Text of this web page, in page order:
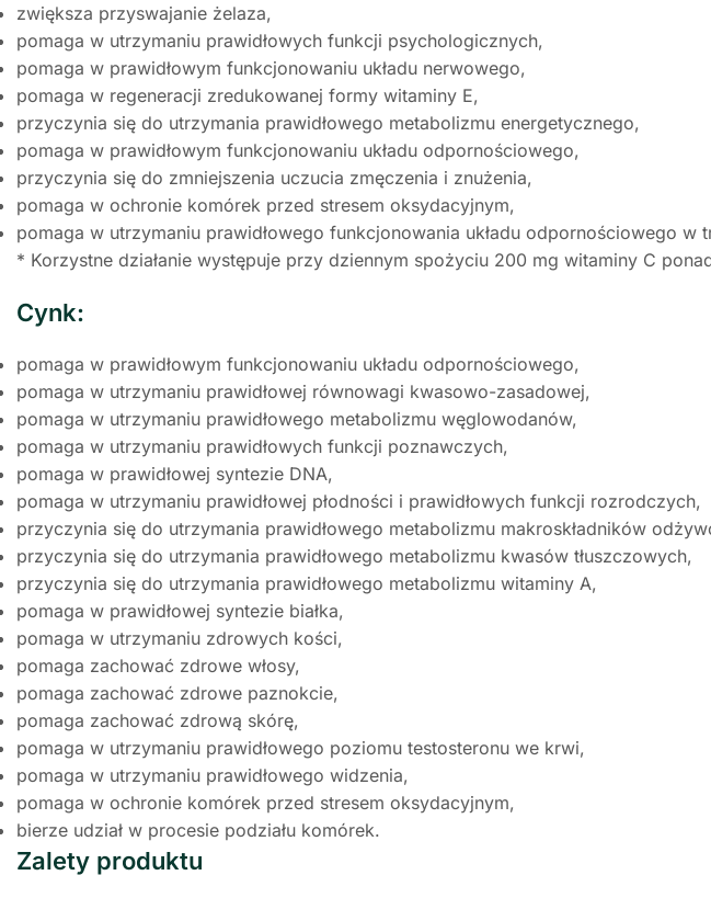
zwiększa przyswajanie żelaza,
pomaga w utrzymaniu prawidłowych funkcji psychologicznych,
pomaga w prawidłowym funkcjonowaniu układu nerwowego,
pomaga w regeneracji zredukowanej formy witaminy E,
przyczynia się do utrzymania prawidłowego metabolizmu energetycznego,
pomaga w prawidłowym funkcjonowaniu układu odpornościowego,
przyczynia się do zmniejszenia uczucia zmęczenia i znużenia,
pomaga w ochronie komórek przed stresem oksydacyjnym,
pomaga w utrzymaniu prawidłowego funkcjonowania układu odpornościowego
* Korzystne działanie występuje przy dziennym spożyciu 200 mg witaminy C
Cynk:
pomaga w prawidłowym funkcjonowaniu układu odpornościowego,
pomaga w utrzymaniu prawidłowej równowagi kwasowo-zasadowej,
pomaga w utrzymaniu prawidłowego metabolizmu węglowodanów,
pomaga w utrzymaniu prawidłowych funkcji poznawczych,
pomaga w prawidłowej syntezie DNA,
pomaga w utrzymaniu prawidłowej płodności i prawidłowych funkcji rozrodczych,
przyczynia się do utrzymania prawidłowego metabolizmu makroskładników
przyczynia się do utrzymania prawidłowego metabolizmu kwasów tłuszczowych,
przyczynia się do utrzymania prawidłowego metabolizmu witaminy A,
pomaga w prawidłowej syntezie białka,
pomaga w utrzymaniu zdrowych kości,
pomaga zachować zdrowe włosy,
pomaga zachować zdrowe paznokcie,
pomaga zachować zdrową skórę,
pomaga w utrzymaniu prawidłowego poziomu testosteronu we krwi,
pomaga w utrzymaniu prawidłowego widzenia,
pomaga w ochronie komórek przed stresem oksydacyjnym,
bierze udział w procesie podziału komórek.
Zalety produktu